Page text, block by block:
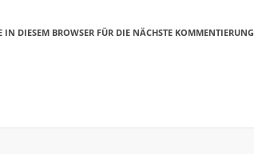
DIESEM BROWSER FÜR DIE NÄCHSTE KOMMENTIERUNG